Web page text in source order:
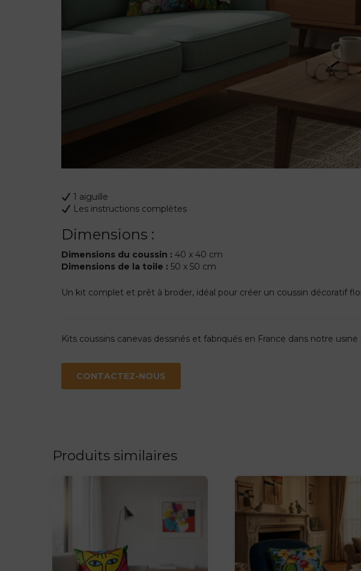
1 aiguille
Les instructions complètes
Dimensions :
Dimensions du coussin : 40 x 40 cm
Dimensions de la toile : 50 x 50 cm
Un kit complet et prêt à broder, idéal pour créer un coussin décoratif
Kits coussins canevas dessinés et fabriqués en France dans notre
CONTACTEZ-NOUS
Produits similaires